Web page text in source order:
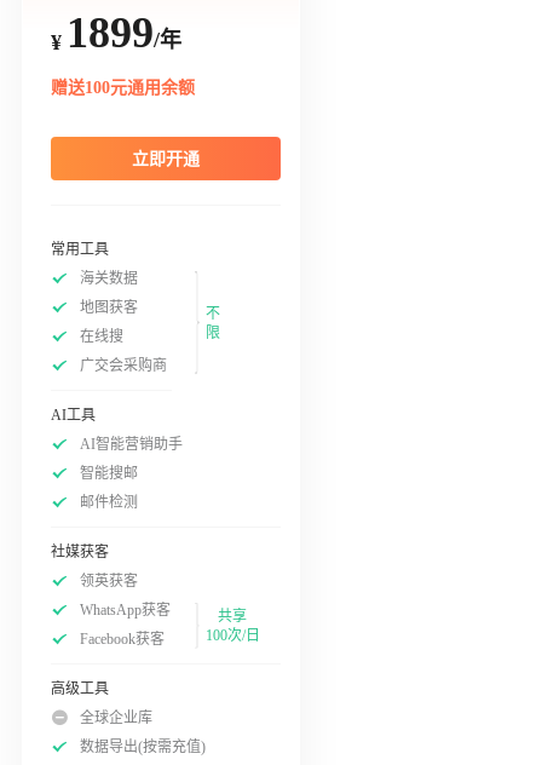
¥ 1899/年
赠送100元通用余额
立即开通
常用工具
海关数据
地图获客
在线搜
广交会采购商
不
限
AI工具
AI智能营销助手
智能搜邮
邮件检测
社媒获客
领英获客
WhatsApp获客
Facebook获客
共享
100次/日
高级工具
全球企业库
数据导出(按需充值)